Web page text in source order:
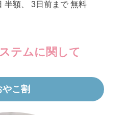
半額、 3日前まで 無料
テムに関して
やこ割